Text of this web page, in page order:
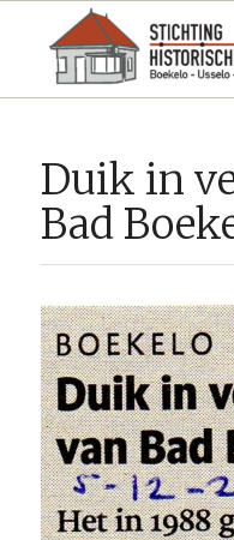
Duik in
Bad